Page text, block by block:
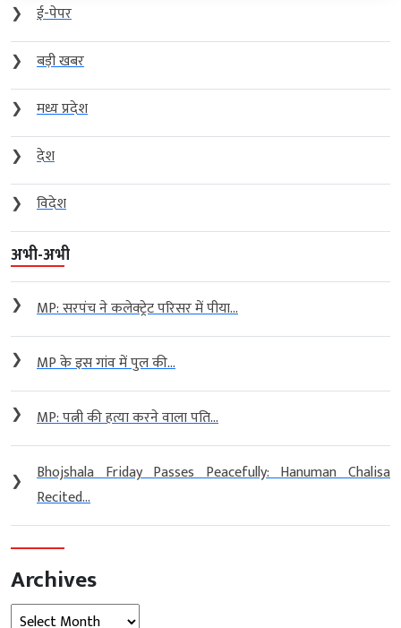
❯
ई-पेपर
❯
बड़ी खबर
❯
मध्य प्रदेश
❯
देश
❯
विदेश
अभी-अभी
❯ MP: सरपंच ने कलेक्ट्रेट परिसर में पीया...
❯ MP के इस गांव में पुल की...
❯ MP: पत्नी की हत्या करने वाला पति...
❯
Bhojshala Friday Passes Peacefully: Hanuman Chalisa
Recited...
Archives
Archives